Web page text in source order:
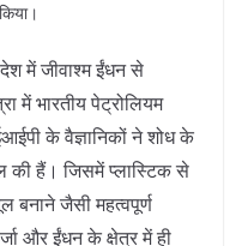
में जीवाश्म ईंधन से
में भारतीय पेट्रोलियम
के वैज्ञानिकों ने शोध के
की हैं। जिसमें प्लास्टिक से
बनाने जैसी महत्वपूर्ण
और ईंधन के क्षेत्र में ही